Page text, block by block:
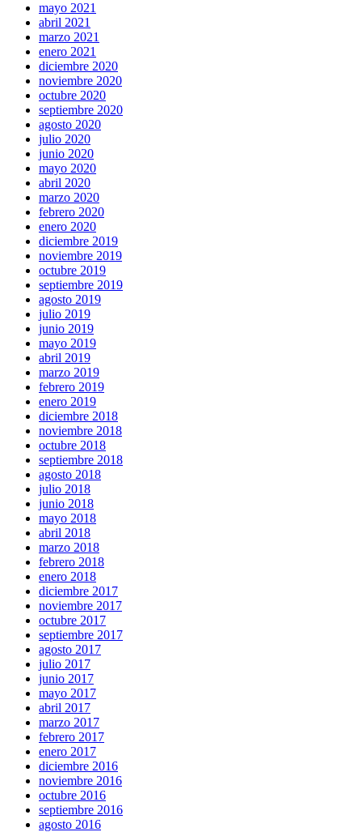
mayo 2021
abril 2021
marzo 2021
enero 2021
diciembre 2020
noviembre 2020
octubre 2020
septiembre 2020
agosto 2020
julio 2020
junio 2020
mayo 2020
abril 2020
marzo 2020
febrero 2020
enero 2020
diciembre 2019
noviembre 2019
octubre 2019
septiembre 2019
agosto 2019
julio 2019
junio 2019
mayo 2019
abril 2019
marzo 2019
febrero 2019
enero 2019
diciembre 2018
noviembre 2018
octubre 2018
septiembre 2018
agosto 2018
julio 2018
junio 2018
mayo 2018
abril 2018
marzo 2018
febrero 2018
enero 2018
diciembre 2017
noviembre 2017
octubre 2017
septiembre 2017
agosto 2017
julio 2017
junio 2017
mayo 2017
abril 2017
marzo 2017
febrero 2017
enero 2017
diciembre 2016
noviembre 2016
octubre 2016
septiembre 2016
agosto 2016